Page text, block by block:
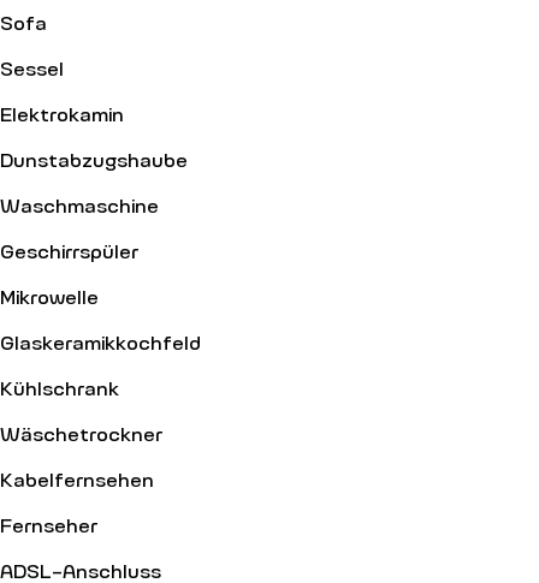
Sofa
Sessel
Elektrokamin
Dunstabzugshaube
Waschmaschine
Geschirrspüler
Mikrowelle
Glaskeramikkochfeld
Kühlschrank
Wäschetrockner
Kabelfernsehen
Fernseher
ADSL-Anschluss